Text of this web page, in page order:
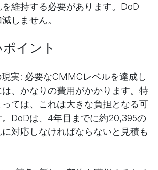
維持する必要があります。DoD
しません。
イント
実: 必要なCMMCレベルを達成し
、かなりの費用がかかります。特
ては、これは大きな負担となる可
DoDは、4年目までに約20,395の
対応しなければならないと見積も